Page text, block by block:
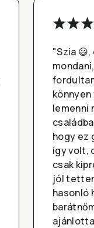
"Szia
lemenni
hogy ez
így volt,
csak
jól
hasonló